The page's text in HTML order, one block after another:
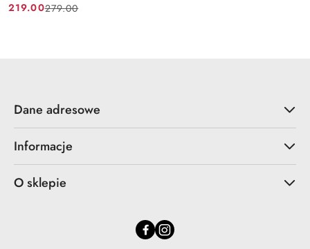
Cena
219.00
Cena
279.00
Dane adresowe
Informacje
O sklepie